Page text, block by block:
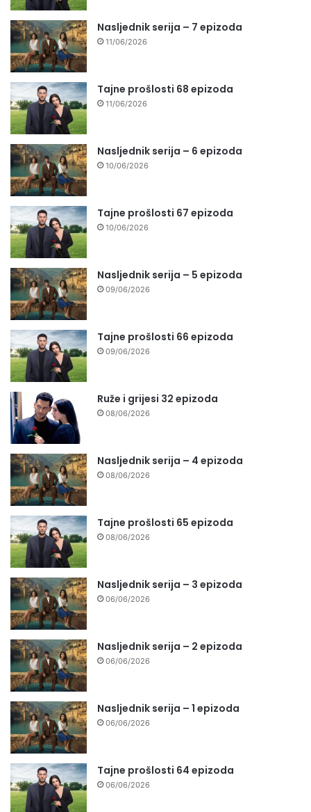
Nasljednik serija – 7 epizoda
11/06/2026
Tajne prošlosti 68 epizoda
11/06/2026
Nasljednik serija – 6 epizoda
10/06/2026
Tajne prošlosti 67 epizoda
10/06/2026
Nasljednik serija – 5 epizoda
09/06/2026
Tajne prošlosti 66 epizoda
09/06/2026
Ruže i grijesi 32 epizoda
08/06/2026
Nasljednik serija – 4 epizoda
08/06/2026
Tajne prošlosti 65 epizoda
08/06/2026
Nasljednik serija – 3 epizoda
06/06/2026
Nasljednik serija – 2 epizoda
06/06/2026
Nasljednik serija – 1 epizoda
06/06/2026
Tajne prošlosti 64 epizoda
06/06/2026